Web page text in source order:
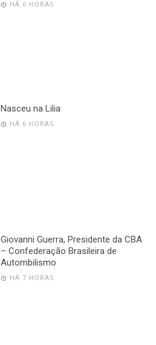
HÁ 6 HORAS
Nasceu na Lilia
HÁ 6 HORAS
Giovanni Guerra, Presidente da CBA
– Confederação Brasileira de
Autombilismo
HÁ 7 HORAS